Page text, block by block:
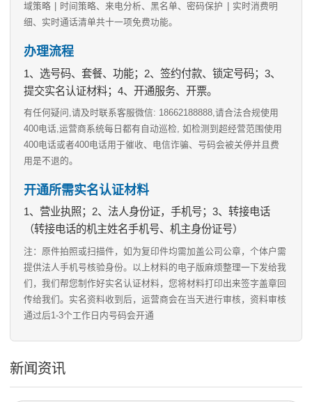
域策略
时间策略、来电分析、黑名单、密码保护
实时消费明
细、实时通话清单共十一项免费功能。
办理流程
1、选号码、套餐、功能；2、签约付款、锁定号码；3、
提交实名认证材料；4、开通服务、开票。
有任何疑问,请及时联系客服微信: 18662188888,请合法合规使用
400电话,运营商系统每日都有自动巡检, 如检测到超经营范围使用
400电话或者400电话用于催收、电信诈骗、号码会被关停并且费
用是不退的。
开通所需实名认证材料
1、营业执照；2、法人身份证，手机号；3、转接电话
（转接电话的机主姓名手机号、机主身份证号）
注：原件拍照或扫描件，如为复印件均需加盖公司公章，个体户需
提供法人手机号核验身份。以上材料的电子版麻烦整理一下发给我
们，我们帮您制作好实名认证材料，您将材料打印出来签字盖章回
传给我们。实名资料收到后，运营商会在当天进行审核，资料审核
通过后1-3个工作日内号码会开通
新闻资讯